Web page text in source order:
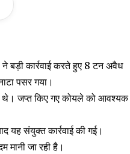
बड़ी कार्रवाई करते हुए 8 टन अवैध
पसर गया।
थे। जप्त किए गए कोयले को आवश्यक
यह संयुक्त कार्रवाई की गई।
मानी जा रही है।